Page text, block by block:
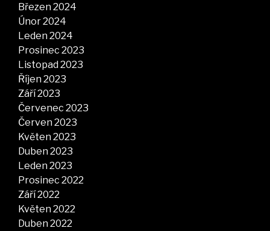
Březen 2024
Únor 2024
Leden 2024
Prosinec 2023
Listopad 2023
Říjen 2023
Září 2023
Červenec 2023
Červen 2023
Květen 2023
Duben 2023
Leden 2023
Prosinec 2022
Září 2022
Květen 2022
Duben 2022